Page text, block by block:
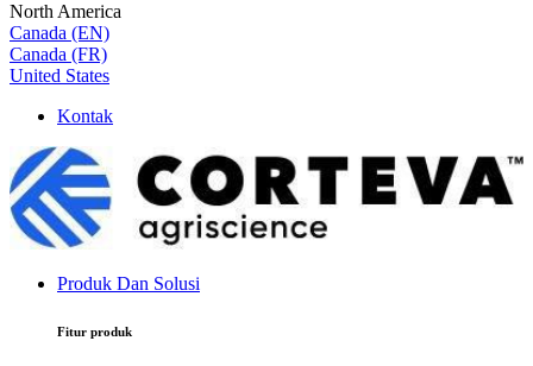
North America
Canada (EN)
Canada (FR)
United States
Kontak
Produk Dan Solusi
Fitur produk